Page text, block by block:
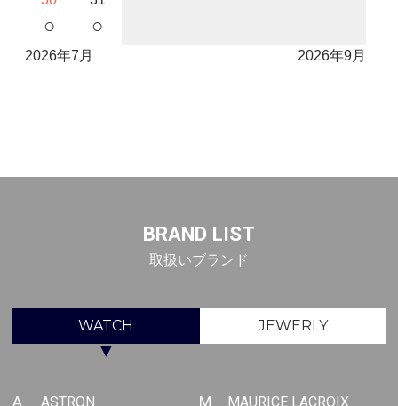
○ ○
2026年7月 2026年9月
BRAND LIST
取扱いブランド
WATCH JEWERLY
▼
A ASTRON M MAURICE LACROIX